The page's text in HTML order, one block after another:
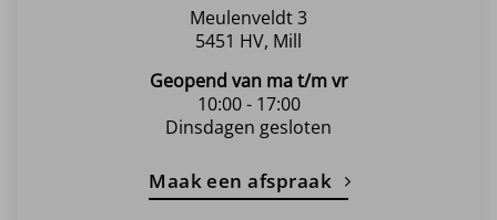
Meulenveldt 3
5451 HV, Mill
Geopend van ma t/m vr
10:00 - 17:00
Dinsdagen gesloten
Maak een afspraak